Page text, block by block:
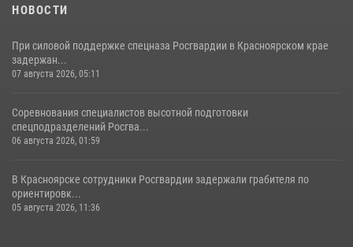
НОВОСТИ
При силовой поддержке спецназа Росгвардии в Красноярском крае
задержан...
07 августа 2026, 05:11
Соревнования специалистов высотной подготовки
спецподразделений Росгва...
06 августа 2026, 01:59
В Красноярске сотрудники Росгвардии задержали грабителя по
ориентировк...
05 августа 2026, 11:36